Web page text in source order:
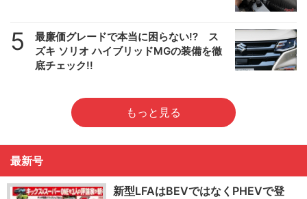
5
最廉価グレードで本当に困らない!? ス
ズキ ソリオ ハイブリッドMGの装備を徹
底チェック!!
もっと見る
最新号
新型LFAはBEVではなくPHEVで登